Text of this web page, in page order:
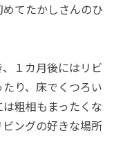
てたかしさんのひ
１カ月後にはリビ
り、床でくつろい
粗相もまったくな
ングの好きな場所